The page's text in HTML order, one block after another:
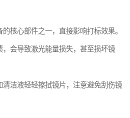
核心部件之一，直接影响打标效果。
会导致激光能量损失，甚至损坏镜
洁液轻轻擦拭镜片，注意避免刮伤镜